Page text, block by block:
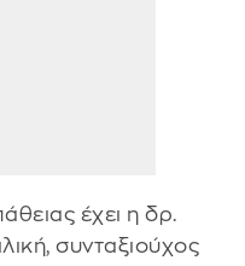
έχει η δρ.
συνταξιούχος